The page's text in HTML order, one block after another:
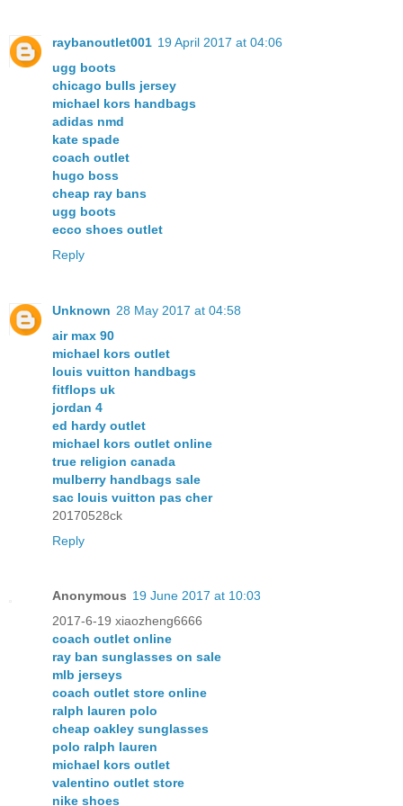
raybanoutlet001 19 April 2017 at 04:06
ugg boots
chicago bulls jersey
michael kors handbags
adidas nmd
kate spade
coach outlet
hugo boss
cheap ray bans
ugg boots
ecco shoes outlet
Reply
Unknown 28 May 2017 at 04:58
air max 90
michael kors outlet
louis vuitton handbags
fitflops uk
jordan 4
ed hardy outlet
michael kors outlet online
true religion canada
mulberry handbags sale
sac louis vuitton pas cher
20170528ck
Reply
Anonymous 19 June 2017 at 10:03
2017-6-19 xiaozheng6666
coach outlet online
ray ban sunglasses on sale
mlb jerseys
coach outlet store online
ralph lauren polo
cheap oakley sunglasses
polo ralph lauren
michael kors outlet
valentino outlet store
nike shoes